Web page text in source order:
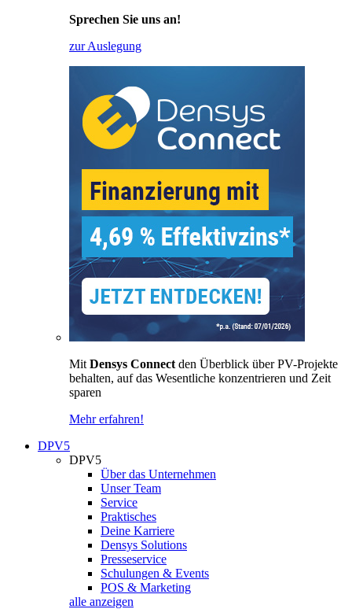
Sprechen Sie uns an!
zur Auslegung
Mit Densys Connect den Überblick über PV-Projekte
behalten, auf das Wesentliche konzentrieren und Zeit
sparen
Mehr erfahren!
DPV5
DPV5
Über das Unternehmen
Unser Team
Service
Praktisches
Deine Karriere
Densys Solutions
Presseservice
Schulungen & Events
POS & Marketing
alle anzeigen